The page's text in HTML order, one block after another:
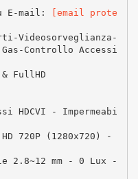
E-mail:
[email prote
Videosorveglianza-
Controllo Accessi
& FullHD
HDCVI - Impermeabi
720P (1280x720) -
2.8~12 mm - 0 Lux -